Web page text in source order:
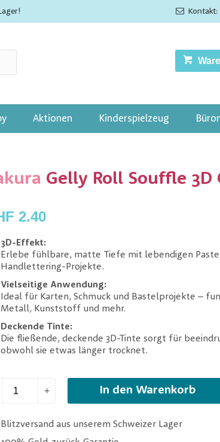
Aktionen Kinderspielzeug
Gelly Roll Souffle 3D
2.40
3D-Effekt:
Erlebe fühlbare, matte Tiefe mit lebendigen
Handlettering-Projekte.
Vielseitige Anwendung:
Ideal für Karten, Schmuck und Bastelprojekte –
Metall, Kunststoff und mehr.
Deckende Tinte:
Die fließende, deckende 3D-Tinte sorgt für
obwohl sie etwas länger trocknet.
+ In den Warenkorb
Blitzversand aus unserem Schweizer Lager